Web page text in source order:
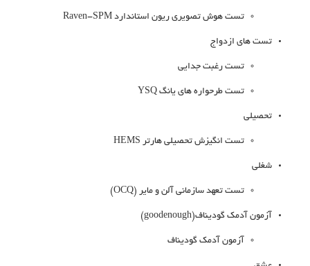
تست هوش تصویری ریون استاندارد Raven-SPM
تست های ازدواج
تست رغبت جدایی
تست طرحواره های یانگ YSQ
تحصیلی
تست انگیزش تحصیلی هارتر HEMS
شغلی
تست تعهد سازمانی آلن و مایر (OCQ)
آزمون آدمک گودیناف(goodenough)
آزمون آدمک گودیناف